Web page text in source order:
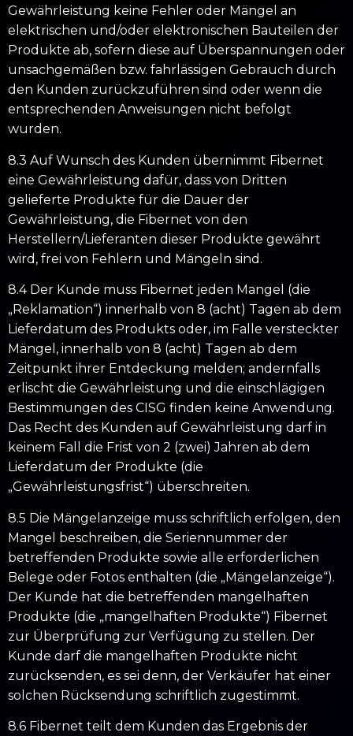
Gewährleistung keine Fehler oder Mängel an
elektrischen und/oder elektronischen Bauteilen der
Produkte ab, sofern diese auf Überspannungen oder
unsachgemäßen bzw. fahrlässigen Gebrauch durch
den Kunden zurückzuführen sind oder wenn die
entsprechenden Anweisungen nicht befolgt
wurden.
8.3 Auf Wunsch des Kunden übernimmt Fibernet
eine Gewährleistung dafür, dass von Dritten
gelieferte Produkte für die Dauer der
Gewährleistung, die Fibernet von den
Herstellern/Lieferanten dieser Produkte gewährt
wird, frei von Fehlern und Mängeln sind.
8.4 Der Kunde muss Fibernet jeden Mangel (die
„Reklamation“) innerhalb von 8 (acht) Tagen ab dem
Lieferdatum des Produkts oder, im Falle versteckter
Mängel, innerhalb von 8 (acht) Tagen ab dem
Zeitpunkt ihrer Entdeckung melden; andernfalls
erlischt die Gewährleistung und die einschlägigen
Bestimmungen des CISG finden keine Anwendung.
Das Recht des Kunden auf Gewährleistung darf in
keinem Fall die Frist von 2 (zwei) Jahren ab dem
Lieferdatum der Produkte (die
„Gewährleistungsfrist“) überschreiten.
8.5 Die Mängelanzeige muss schriftlich erfolgen, den
Mangel beschreiben, die Seriennummer der
betreffenden Produkte sowie alle erforderlichen
Belege oder Fotos enthalten (die „Mängelanzeige“).
Der Kunde hat die betreffenden mangelhaften
Produkte (die „mangelhaften Produkte“) Fibernet
zur Überprüfung zur Verfügung zu stellen. Der
Kunde darf die mangelhaften Produkte nicht
zurücksenden, es sei denn, der Verkäufer hat einer
solchen Rücksendung schriftlich zugestimmt.
8.6 Fibernet teilt dem Kunden das Ergebnis der